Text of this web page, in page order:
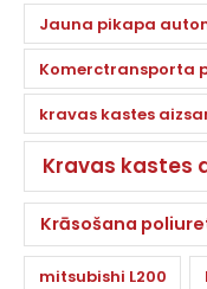
Jauna pikapa
Komerctransporta
kravas kastes
Kravas kastes
Krāsošana
mitsubishi L200